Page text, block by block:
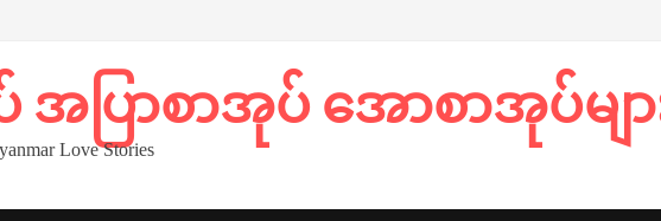
အပြာစာအုပ် အောစာအုပ်မျာ
Love Stories